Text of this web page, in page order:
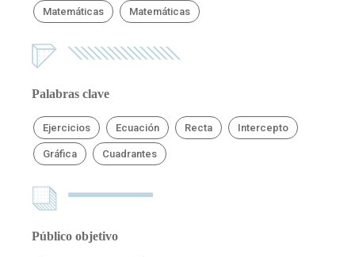
Matemáticas Matemáticas
Palabras clave
Ejercicios Ecuación Recta Intercepto
Gráfica Cuadrantes
Público objetivo